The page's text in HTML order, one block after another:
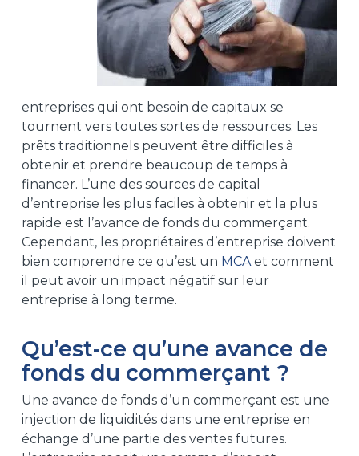
entreprises qui ont besoin de capitaux se
tournent vers toutes sortes de ressources. Les
prêts traditionnels peuvent être difficiles à
obtenir et prendre beaucoup de temps à
financer. L’une des sources de capital
d’entreprise les plus faciles à obtenir et la plus
rapide est l’avance de fonds du commerçant.
Cependant, les propriétaires d’entreprise doivent
bien comprendre ce qu’est un MCAet comment
il peut avoir un impact négatif sur leur
entreprise à long terme.
Qu’est-ce qu’une avance de
fonds du commerçant ?
Une avance de fonds d’un commerçant est une
injection de liquidités dans une entreprise en
échange d’une partie des ventes futures.